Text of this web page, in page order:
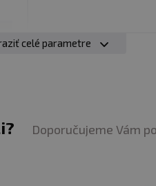
celé parametre
Doporučujeme Vám